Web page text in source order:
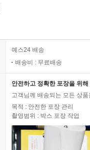
예스24 배송
배송비 : 무료배송
안전하고 정확한 포장을 위
고객님께 배송되는 모든 상
목적 : 안전한 포장 관리
촬영범위 : 박스 포장 작업